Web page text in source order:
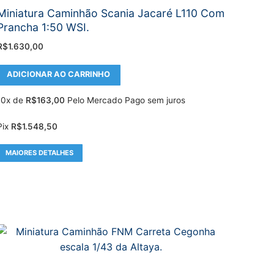
Caminhão Scania Jacaré L110 Com
1:50 WSI.
1.630,00
ADICIONAR AO CARRINHO
de R$163,00 Pelo Mercado Pago sem juros
R$1.548,50
MAIORES DETALHES